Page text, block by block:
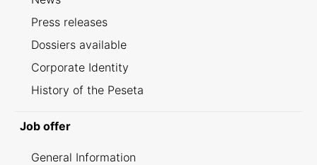
Press releases
Dossiers available
Corporate Identity
History of the Peseta
Job offer
General Information